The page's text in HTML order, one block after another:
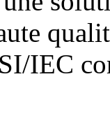
IEC